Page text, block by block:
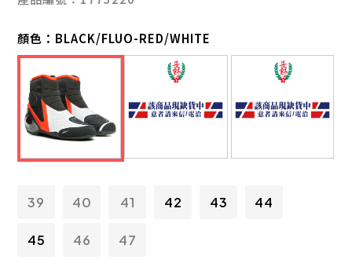
顏色： BLACK/FLUO-RED/WHITE
39 40 41 42 43 44
45 46 47